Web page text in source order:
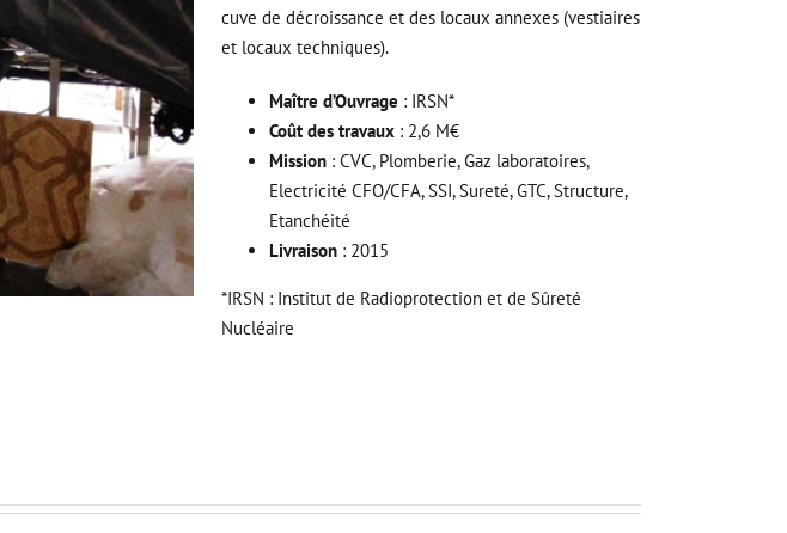
cuve de décroissance et des locaux annexes (vestiaires
et locaux techniques).
Maître d’Ouvrage : IRSN*
Coût des travaux: 2,6 M€
Mission: CVC, Plomberie, Gaz laboratoires,
Electricité CFO/CFA, SSI, Sureté, GTC, Structure,
Etanchéité
Livraison: 2015
*IRSN : Institut de Radioprotection et de Sûreté
Nucléaire